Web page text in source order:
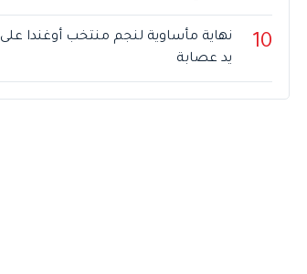
10
نهاية مأساوية لنجم منتخب أوغندا على
يد عصابة